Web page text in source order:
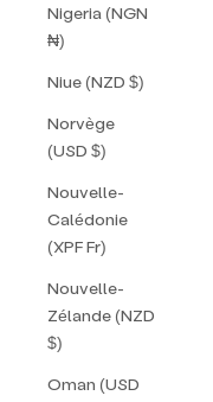
Nigeria (NGN
₦)
Niue (NZD $)
Norvège
(USD $)
Nouvelle-
Calédonie
(XPF Fr)
Nouvelle-
Zélande (NZD
$)
Oman (USD